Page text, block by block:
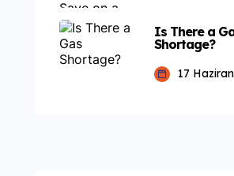
Is There a
Shortage?
17